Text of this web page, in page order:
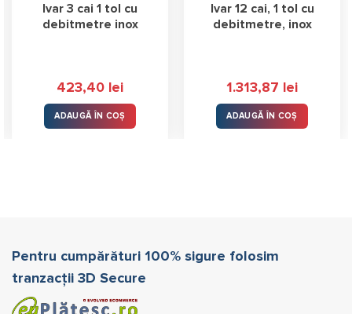
Ivar 3 cai 1 tol cu
debitmetre inox
423,40 lei
ADAUGĂ ÎN COȘ
Ivar 12 cai, 1 tol cu
debitmetre, inox
1.313,87 lei
ADAUGĂ ÎN COȘ
Pentru cumpărături 100% sigure folosim
tranzacții 3D Secure